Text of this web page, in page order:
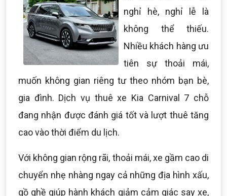
nghỉ hè, nghỉ lễ là
không thể thiếu.
Nhiều khách hàng ưu
tiên sự thoải mái,
muốn không gian riêng tư theo nhóm bạn bè,
gia đình. Dịch vụ thuê xe Kia Carnival 7 chỗ
đang nhận được đánh giá tốt và lượt thuê tăng
cao vào thời điểm du lịch.
Với không gian rộng rãi, thoải mái, xe gầm cao di
chuyển nhẹ nhàng ngay cả những địa hình xấu,
gồ ghề giúp hành khách giảm cảm giác say xe,